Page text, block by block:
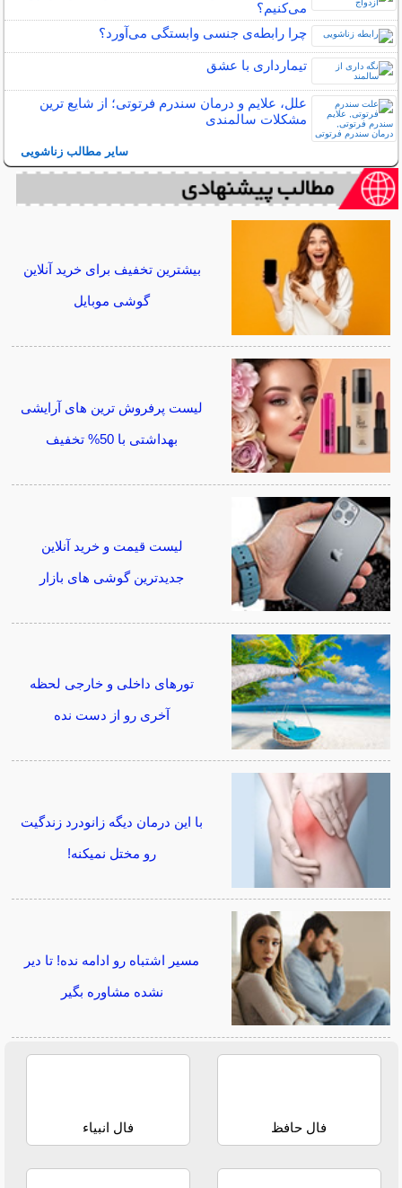
می‌کنیم؟
چرا رابطه‌ی جنسی وابستگی می‌آورد؟
تیمارداری با عشق
علل، علایم و درمان سندرم فرتوتی؛ از شایع ترین
مشکلات سالمندی
سایر مطالب زناشویی
بیشترین تخفیف برای خرید آنلاین
گوشی موبایل
لیست پرفروش ترین های آرایشی
بهداشتی با 50% تخفیف
لیست قیمت و خرید آنلاین
جدیدترین گوشی های بازار
تورهای داخلی و خارجی لحظه
آخری رو از دست نده
با این درمان دیگه زانودرد زندگیت
رو مختل نمیکنه!
مسیر اشتباه رو ادامه نده! تا دیر
نشده مشاوره بگیر
فال حافظ فال انبیاء